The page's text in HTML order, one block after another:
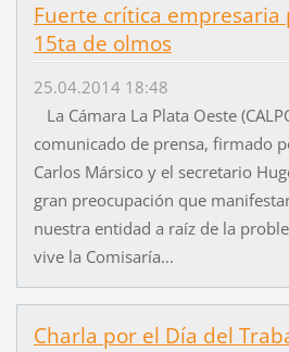
Fuerte crítica empresaria
15ta de olmos
25.04.2014 18:48
La Cámara La Plata Oeste
comunicado de prensa, firmado
Carlos Mársico y el secretario
gran preocupación que
nuestra entidad a raíz de la
vive la Comisaría...
Charla por el Día del